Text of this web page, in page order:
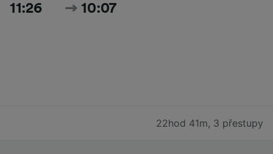
11:26 10:07
22hod 41m, 3 přestupy